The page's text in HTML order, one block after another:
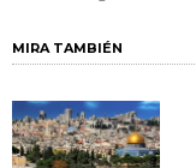
MIRA TAMBIÉN